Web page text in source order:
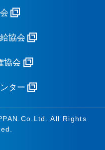
協会
協会
ター
All Rights